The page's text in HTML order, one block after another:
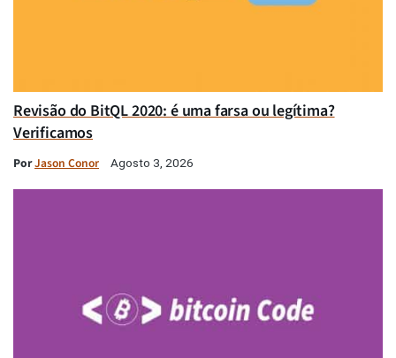
Revisão do BitQL 2020: é uma farsa ou legítima?
Verificamos
PorJason Conor Agosto 3, 2026